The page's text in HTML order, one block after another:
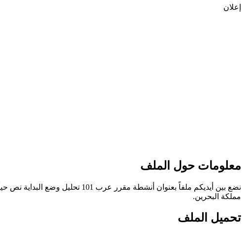
إعلان
معلومات حول الملف
مملكة البحرين.
تحميل الملف